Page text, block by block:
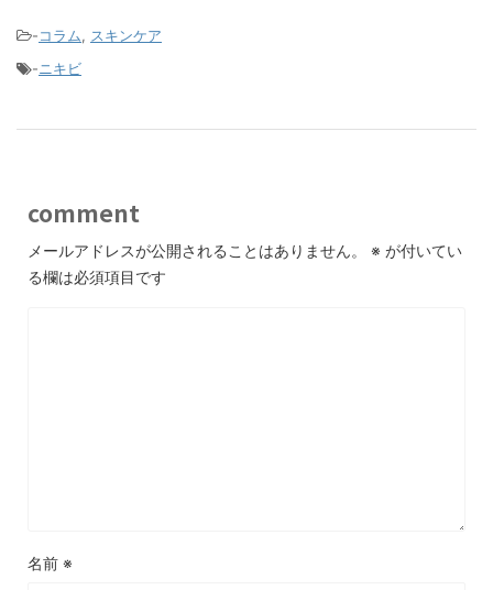
-コラム, スキンケア
-ニキビ
comment
メールアドレスが公開されることはありません。 ※ が付いてい
る欄は必須項目です
名前 ※